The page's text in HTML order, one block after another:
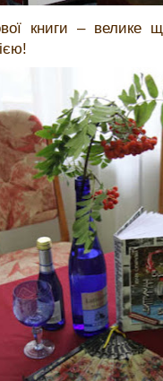
книги – велике